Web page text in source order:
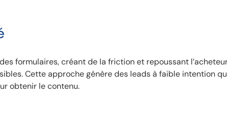
formulaires, créant de la friction et repoussant
Cette approche génère des leads à faible intention
obtenir le contenu.